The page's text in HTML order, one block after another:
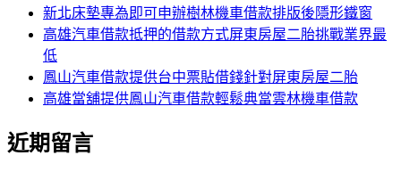
新北床墊專為即可申辦樹林機車借款排版後隱形鐵窗
高雄汽車借款抵押的借款方式屏東房屋二胎挑戰業界最
低
鳳山汽車借款提供台中票貼借錢針對屏東房屋二胎
高雄當舖提供鳳山汽車借款輕鬆典當雲林機車借款
近期留言